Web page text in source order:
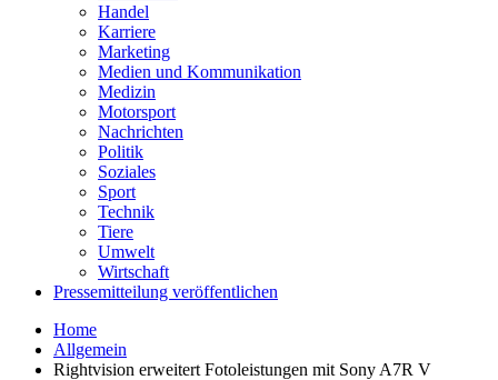
Handel
Karriere
Marketing
Medien und Kommunikation
Medizin
Motorsport
Nachrichten
Politik
Soziales
Sport
Technik
Tiere
Umwelt
Wirtschaft
Pressemitteilung veröffentlichen
Home
Allgemein
Rightvision erweitert Fotoleistungen mit Sony A7R V